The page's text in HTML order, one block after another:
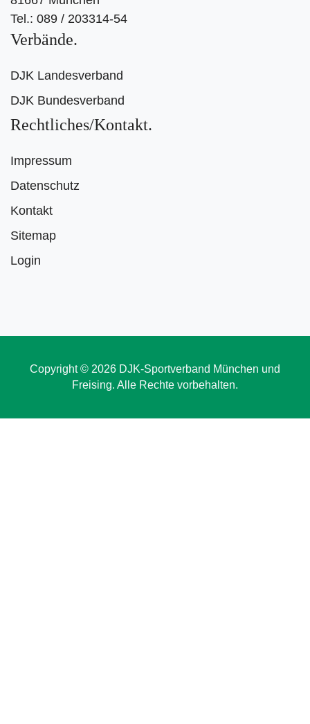
Tel.: 089 / 203314-54
Verbände
DJK Landesverband
DJK Bundesverband
Rechtliches/Kontakt
Impressum
Datenschutz
Kontakt
Sitemap
Login
Copyright © 2026 DJK-Sportverband München und
Freising. Alle Rechte vorbehalten.